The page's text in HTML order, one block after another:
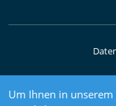
Um Ihnen in